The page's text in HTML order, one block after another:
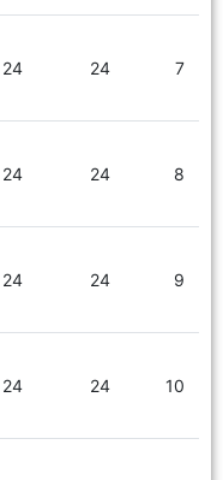
7
24
24
8
24
24
9
24
24
10
24
24